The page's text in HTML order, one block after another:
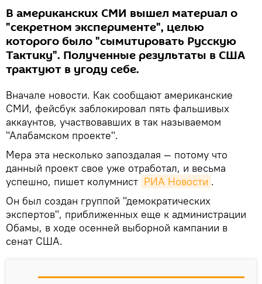
В американских СМИ вышел материал о
"секретном эксперименте", целью
которого было "сымитировать Русскую
Тактику". Полученные результаты в США
трактуют в угоду себе.
Вначале новости. Как сообщают американские
СМИ, фейсбук заблокировал пять фальшивых
аккаунтов, участвовавших в так называемом
"Алабамском проекте".
Мера эта несколько запоздалая — потому что
данный проект свое уже отработал, и весьма
успешно, пишет колумнист РИА Новости .
Он был создан группой "демократических
экспертов", приближенных еще к администрации
Обамы, в ходе осенней выборной кампании в
сенат США.